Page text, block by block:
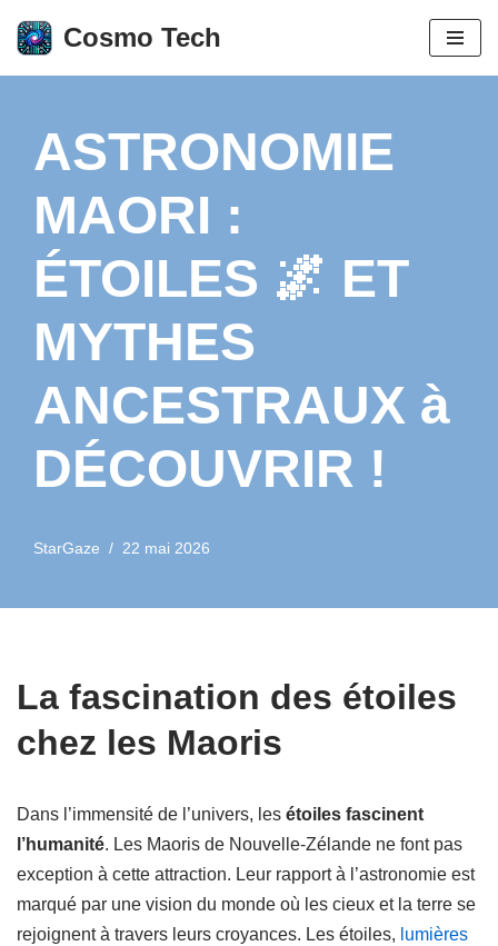
Aller
Cosmo Tech
ASTRONOMIE
MAORI :
ÉTOILES 🌌 ET
MYTHES
ANCESTRAUX à
DÉCOUVRIR !
StarGaze 22 mai 2026
La fascination des étoiles
chez les Maoris
Dans l’immensité de l’univers, les étoiles fascinent
l’humanité. Les Maoris de Nouvelle-Zélande ne font pas
exception à cette attraction. Leur rapport à l’astronomie est
marqué par une vision du monde où les cieux et la terre se
rejoignent à travers leurs croyances. Les étoiles, lumières